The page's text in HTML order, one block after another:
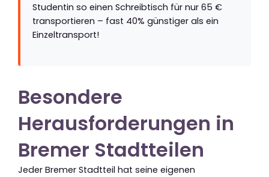
Studentin so einen Schreibtisch für nur 65 €
transportieren – fast 40% günstiger als ein
Einzeltransport!
Besondere
Herausforderungen in
Bremer Stadtteilen
Jeder Bremer Stadtteil hat seine eigenen